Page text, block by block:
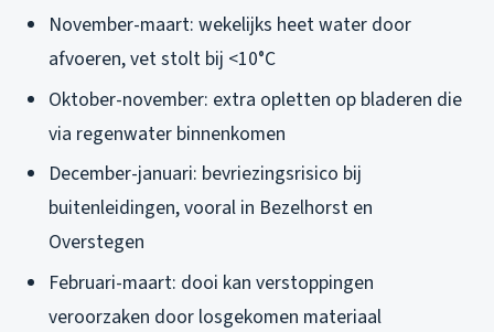
November-maart: wekelijks heet water door
afvoeren, vet stolt bij <10°C
Oktober-november: extra opletten op bladeren die
via regenwater binnenkomen
December-januari: bevriezingsrisico bij
buitenleidingen, vooral in Bezelhorst en
Overstegen
Februari-maart: dooi kan verstoppingen
veroorzaken door losgekomen materiaal